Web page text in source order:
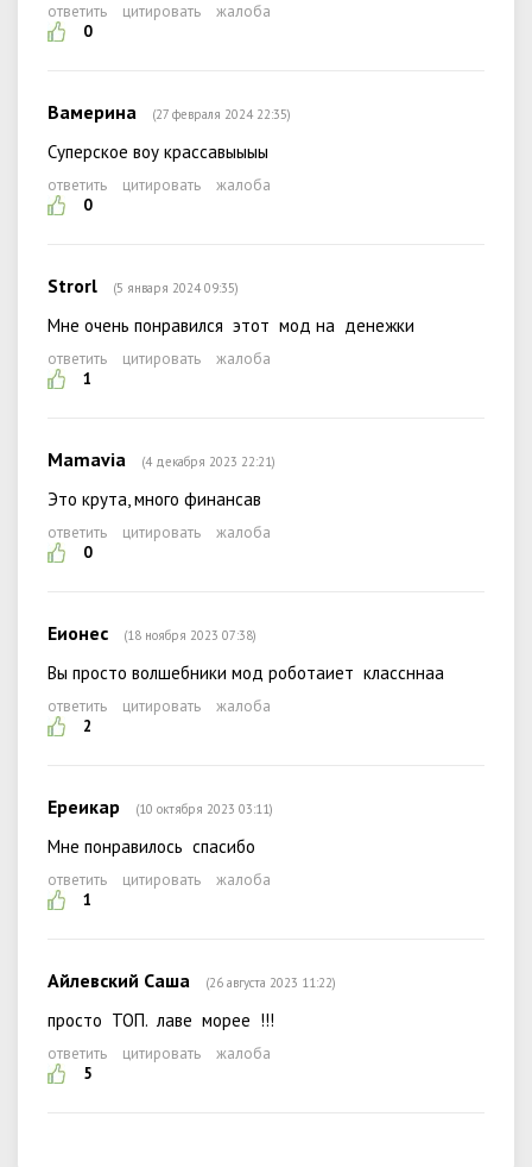
ответить цитировать
жалоба
0
Вамерина (27 февраля 2024 22:35)
Суперское воу крассавыыыы
ответить цитировать
жалоба
0
Strorl (5 января 2024 09:35)
Мне очень понравился этот мод на денежки
ответить цитировать
жалоба
1
Mamavia (4 декабря 2023 22:21)
Это крута, много финансав
ответить цитировать
жалоба
0
Еионес (18 ноября 2023 07:38)
Вы просто волшебники мод роботаиет классннаа
ответить цитировать
жалоба
2
Ереикар (10 октября 2023 03:11)
Мне понравилось спасибо
ответить цитировать
жалоба
1
Айлевский Саша (26 августа 2023 11:22)
просто ТОП. лаве морее !!!
ответить цитировать
жалоба
5